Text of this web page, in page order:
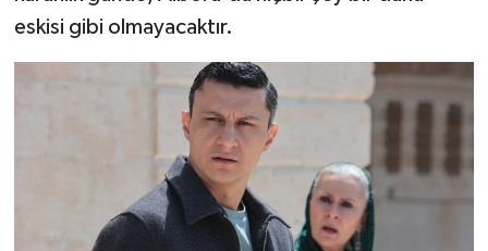
eskisi gibi olmayacaktır.